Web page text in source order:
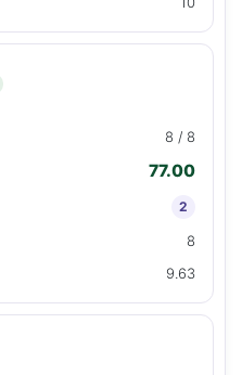
8 / 8
77.00
2
8
9.63